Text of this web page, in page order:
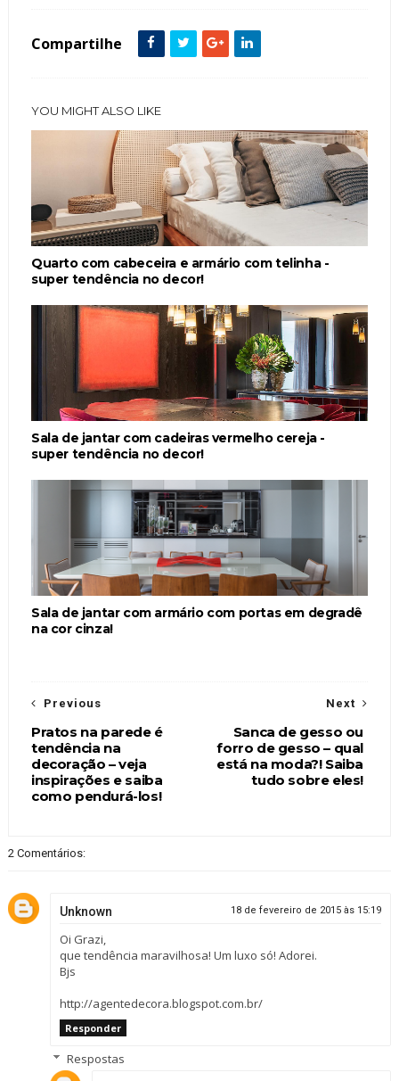
Compartilhe
YOU MIGHT ALSO LIKE
Quarto com cabeceira e armário com telinha -
super tendência no decor!
Sala de jantar com cadeiras vermelho cereja -
super tendência no decor!
Sala de jantar com armário com portas em degradê
na cor cinza!
Next
Sanca de gesso ou
forro de gesso – qual
está na moda?! Saiba
tudo sobre eles!
Previous
Pratos na parede é
tendência na
decoração – veja
inspirações e saiba
como pendurá-los!
2 Comentários:
Unknown 18 de fevereiro de 2015 às 15:19
Oi Grazi,
que tendência maravilhosa! Um luxo só! Adorei.
Bjs
http://agentedecora.blogspot.com.br/
Responder
Respostas